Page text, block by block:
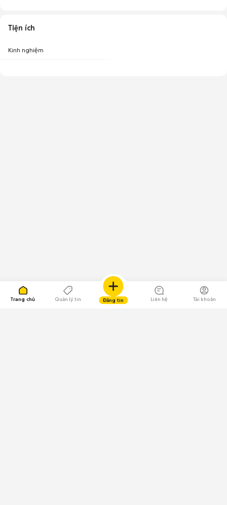
Trang chủ Quản lý tin Đăng tin Liên hệ Tài khoản
Tiện ích
Kinh nghiệm